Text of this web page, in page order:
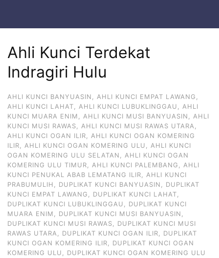
Ahli Kunci Terdekat
Indragiri Hulu
AHLI KUNCI BANYUASIN, AHLI KUNCI EMPAT LAWANG,
AHLI KUNCI LAHAT, AHLI KUNCI LUBUKLINGGAU, AHLI
KUNCI MUARA ENIM, AHLI KUNCI MUSI BANYUASIN, AHLI
KUNCI MUSI RAWAS, AHLI KUNCI MUSI RAWAS UTARA,
AHLI KUNCI OGAN ILIR, AHLI KUNCI OGAN KOMERING
ILIR, AHLI KUNCI OGAN KOMERING ULU, AHLI KUNCI
OGAN KOMERING ULU SELATAN, AHLI KUNCI OGAN
KOMERING ULU TIMUR, AHLI KUNCI PALEMBANG, AHLI
KUNCI PENUKAL ABAB LEMATANG ILIR, AHLI KUNCI
PRABUMULIH, DUPLIKAT KUNCI BANYUASIN, DUPLIKAT
KUNCI EMPAT LAWANG, DUPLIKAT KUNCI LAHAT,
DUPLIKAT KUNCI LUBUKLINGGAU, DUPLIKAT KUNCI
MUARA ENIM, DUPLIKAT KUNCI MUSI BANYUASIN,
DUPLIKAT KUNCI MUSI RAWAS, DUPLIKAT KUNCI MUSI
RAWAS UTARA, DUPLIKAT KUNCI OGAN ILIR, DUPLIKAT
KUNCI OGAN KOMERING ILIR, DUPLIKAT KUNCI OGAN
KOMERING ULU, DUPLIKAT KUNCI OGAN KOMERING ULU